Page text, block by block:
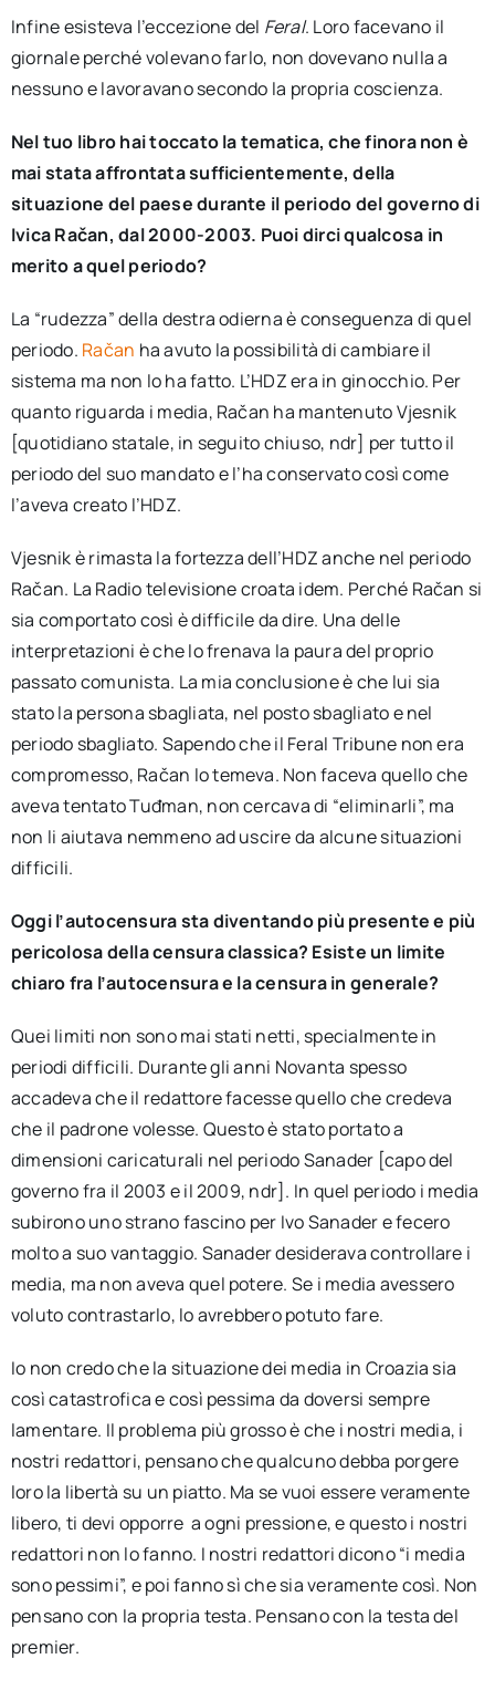
Infine esisteva l’eccezione del Feral. Loro facevano il
giornale perché volevano farlo, non dovevano nulla a
nessuno e lavoravano secondo la propria coscienza.
Nel tuo libro hai toccato la tematica, che finora non è
mai stata affrontata sufficientemente, della
situazione del paese durante il periodo del governo di
Ivica Račan, dal 2000-2003. Puoi dirci qualcosa in
merito a quel periodo?
La “rudezza” della destra odierna è conseguenza di quel
periodo. Račan ha avuto la possibilità di cambiare il
sistema ma non lo ha fatto. L’HDZ era in ginocchio. Per
quanto riguarda i media, Račan ha mantenuto Vjesnik
[quotidiano statale, in seguito chiuso, ndr] per tutto il
periodo del suo mandato e l’ha conservato così come
l’aveva creato l’HDZ.
Vjesnik è rimasta la fortezza dell’HDZ anche nel periodo
Račan. La Radio televisione croata idem. Perché Račan si
sia comportato così è difficile da dire. Una delle
interpretazioni è che lo frenava la paura del proprio
passato comunista. La mia conclusione è che lui sia
stato la persona sbagliata, nel posto sbagliato e nel
periodo sbagliato. Sapendo che il Feral Tribune non era
compromesso, Račan lo temeva. Non faceva quello che
aveva tentato Tuđman, non cercava di “eliminarli”, ma
non li aiutava nemmeno ad uscire da alcune situazioni
difficili.
Oggi l’autocensura sta diventando più presente e più
pericolosa della censura classica? Esiste un limite
chiaro fra l’autocensura e la censura in generale?
Quei limiti non sono mai stati netti, specialmente in
periodi difficili. Durante gli anni Novanta spesso
accadeva che il redattore facesse quello che credeva
che il padrone volesse. Questo è stato portato a
dimensioni caricaturali nel periodo Sanader [capo del
governo fra il 2003 e il 2009, ndr]. In quel periodo i media
subirono uno strano fascino per Ivo Sanader e fecero
molto a suo vantaggio. Sanader desiderava controllare i
media, ma non aveva quel potere. Se i media avessero
voluto contrastarlo, lo avrebbero potuto fare.
Io non credo che la situazione dei media in Croazia sia
così catastrofica e così pessima da doversi sempre
lamentare. Il problema più grosso è che i nostri media, i
nostri redattori, pensano che qualcuno debba porgere
loro la libertà su un piatto. Ma se vuoi essere veramente
libero, ti devi opporre a ogni pressione, e questo i nostri
redattori non lo fanno. I nostri redattori dicono “i media
sono pessimi”, e poi fanno sì che sia veramente così. Non
pensano con la propria testa. Pensano con la testa del
premier.